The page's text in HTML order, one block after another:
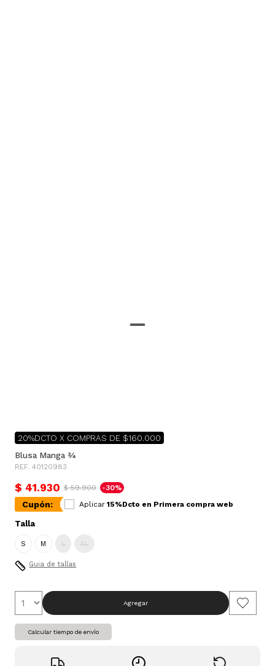
20%DCTO X COMPRAS DE $160.000
Blusa Manga ¾
REF. 40120983
$ 41.930 $ 59.900 -30%
Cupón: Aplicar 15%Dcto en Primera compra web
Talla
S M L XL
Guia de tallas
Agregar
Calcular tiempo de envío